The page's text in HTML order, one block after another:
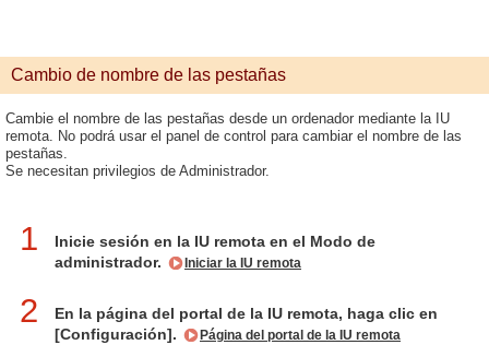
Cambio de nombre de las pestañas
Cambie el nombre de las pestañas desde un ordenador mediante la IU
remota. No podrá usar el panel de control para cambiar el nombre de las
pestañas.
Se necesitan privilegios de Administrador.
1
Inicie sesión en la IU remota en el Modo de
administrador.
Iniciar la IU remota
2
En la página del portal de la IU remota, haga clic en
[Configuración].
Página del portal de la IU remota